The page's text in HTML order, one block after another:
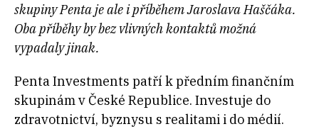
skupiny Penta je ale i příběhem Jaroslava Haščáka.
Oba příběhy by bez vlivných kontaktů možná
vypadaly jinak.
Penta Investments patří k předním finančním
skupinám v České Republice. Investuje do
zdravotnictví, byznysu s realitami i do médií.